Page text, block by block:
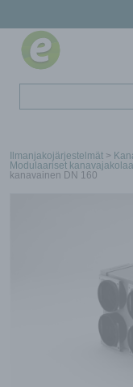
Ilmanjakojärjestelmät >
Modulaariset
kanavainen DN 160